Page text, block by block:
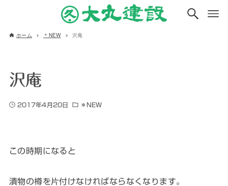
ホーム ＊NEW 沢庵
沢庵
2017年4月20日 ＊NEW
この時期になると
漬物の樽を片付けなければならなくなります。